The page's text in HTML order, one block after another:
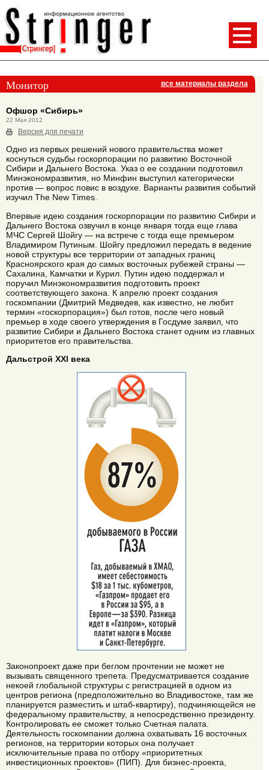
Монитор все материалы раздела
Офшор «Сибирь»
22 Мая 2012
Версия для печати
Одно из первых решений нового правительства может
коснуться судьбы госкорпорации по развитию Восточной
Сибири и Дальнего Востока. Указ о ее создании подготовил
Минэкономразвития, но Минфин выступил категорически
против — вопрос повис в воздухе. Варианты развития событий
изучил Тhe New Тimes.
Впервые идею создания госкорпорации по развитию Сибири и
Дальнего Востока озвучил в конце января тогда еще глава
МЧС Сергей Шойгу — на встрече с тогда еще премьером
Владимиром Путиным. Шойгу предложил передать в ведение
новой структуры все территории от западных границ
Красноярского края до самых восточных рубежей страны —
Сахалина, Камчатки и Курил. Путин идею поддержал и
поручил Минэкономразвития подготовить проект
соответствующего закона. К апрелю проект создания
госкомпании (Дмитрий Медведев, как известно, не любит
термин «госкорпорация») был готов, после чего новый
премьер в ходе своего утверждения в Госдуме заявил, что
развитие Сибири и Дальнего Востока станет одним из главных
приоритетов его правительства.
Дальстрой XXI века
Законопроект даже при беглом прочтении не может не
вызывать священного трепета. Предусматривается создание
некоей глобальной структуры с регистрацией в одном из
центров региона (предположительно во Владивостоке, там же
планируется разместить и штаб-квартиру), подчиняющейся не
федеральному правительству, а непосредственно президенту.
Контролировать ее сможет только Счетная палата.
Деятельность госкомпании должна охватывать 16 восточных
регионов, на территории которых она получает
исключительные права по отбору «приоритетных
инвестиционных проектов» (ПИП). Для бизнес-проекта,